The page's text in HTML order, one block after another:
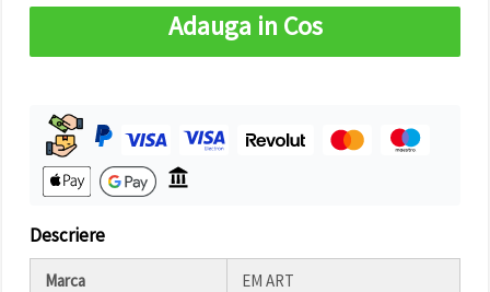
Setări Adauga in Cos
Descriere
Marca EM ART